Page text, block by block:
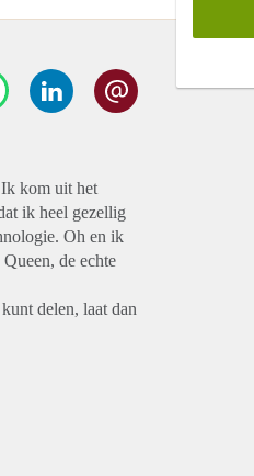
Ik kom uit het
ik heel gezellig
Oh en ik
de echte
delen, laat dan